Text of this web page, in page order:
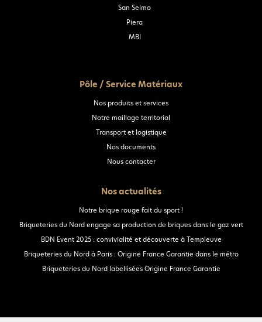
San Selmo
Piera
MBI
Pôle / Service Matériaux
Nos produits et services
Notre maillage territorial
Transport et logistique
Nos documents
Nous contacter
Nos actualités
Notre brique rouge fait du sport !
Briqueteries du Nord engage sa production de briques dans le gaz vert
BDN Event 2025 : convivialité et découverte à Templeuve
Briqueteries du Nord à Paris : Origine France Garantie dans le métro
Briqueteries du Nord labellisées Origine France Garantie